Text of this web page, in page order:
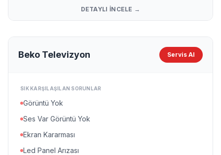
DETAYLI İNCELE →
Beko Televizyon Servis Al
SIK KARŞILAŞILAN SORUNLAR
Görüntü Yok
Ses Var Görüntü Yok
Ekran Kararması
Led Panel Arızası